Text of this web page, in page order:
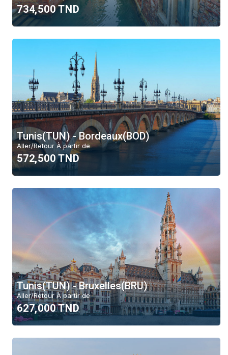
734,500 TND
Tunis(TUN) - Bordeaux(BOD)
Aller/Retour À partir de
572,500 TND
Tunis(TUN) - Bruxelles(BRU)
Aller/Retour À partir de
627,000 TND